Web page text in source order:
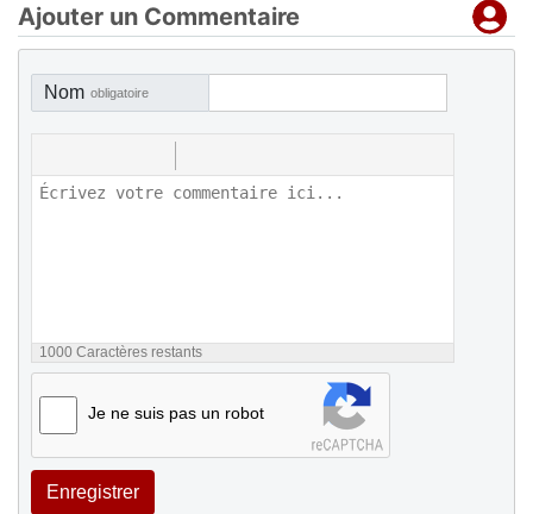
Ajouter un Commentaire
Nom obligatoire
1000 Caractères restants
Je ne suis pas un robot
Enregistrer